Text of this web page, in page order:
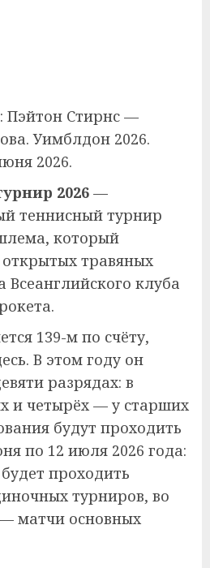
Пэйтон Стирнс —
Уимблдон 2026.
2026.
2026 —
теннисный турнир
который
травяных
Всеанглийского клуба
139-м по счёту,
В этом году он
разрядах: в
и четырёх — у старших
будут проходить
по 12 июля 2026 года:
проходить
турниров, во
матчи основных